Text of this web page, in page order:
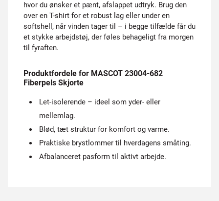
hvor du ønsker et pænt, afslappet udtryk. Brug den
over en T-shirt for et robust lag eller under en
softshell, når vinden tager til – i begge tilfælde får du
et stykke arbejdstøj, der føles behageligt fra morgen
til fyraften.
Produktfordele for MASCOT 23004-682
Fiberpels Skjorte
Let-isolerende – ideel som yder- eller
mellemlag.
Blød, tæt struktur for komfort og varme.
Praktiske brystlommer til hverdagens småting.
Afbalanceret pasform til aktivt arbejde.